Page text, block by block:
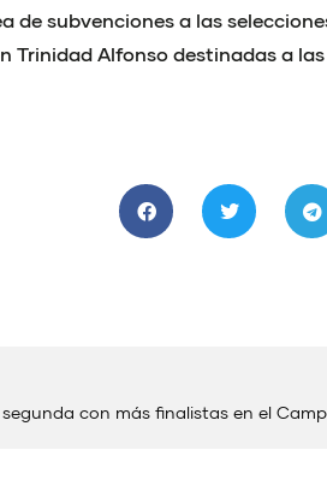
de subvenciones a las
Trinidad Alfonso destinadas a